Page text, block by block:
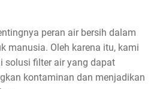
peran air bersih dalam
manusia. Oleh karena itu, kami
solusi filter air yang dapat
kontaminan dan menjadikan